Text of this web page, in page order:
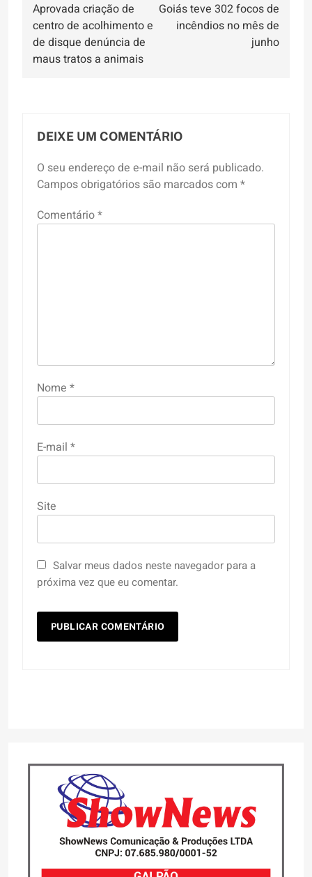
de
Post
Aprovada criação de
centro de acolhimento e
de disque denúncia de
maus tratos a animais
Goiás teve 302 focos de
incêndios no mês de
junho
DEIXE UM COMENTÁRIO
O seu endereço de e-mail não será publicado.
Campos obrigatórios são marcados com *
Comentário*
Nome *
E-mail *
Site
Salvar meus dados neste navegador para a
próxima vez que eu comentar.